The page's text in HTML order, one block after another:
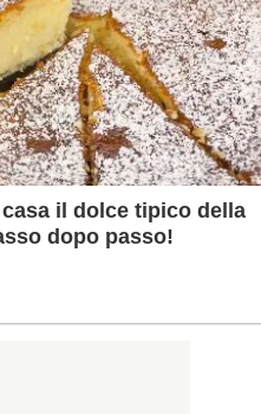
il dolce tipico della
dopo passo!